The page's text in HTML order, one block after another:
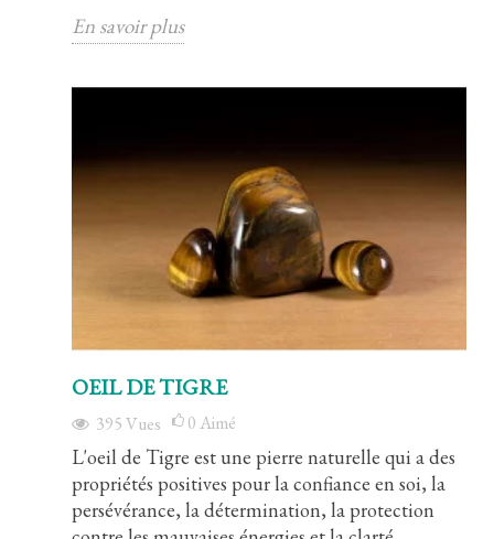
En savoir plus
OEIL DE TIGRE
395Vues 0Aimé
L'oeil de Tigre est une pierre naturelle qui a des
propriétés positives pour la confiance en soi, la
persévérance, la détermination, la protection